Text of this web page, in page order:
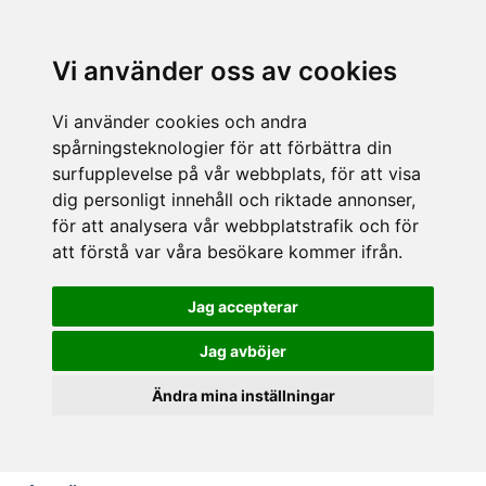
Vi använder oss av cookies
Vi använder cookies och andra
spårningsteknologier för att förbättra din
surfupplevelse på vår webbplats, för att visa
dig personligt innehåll och riktade annonser,
för att analysera vår webbplatstrafik och för
att förstå var våra besökare kommer ifrån.
Jag accepterar
Jag avböjer
Ändra mina inställningar